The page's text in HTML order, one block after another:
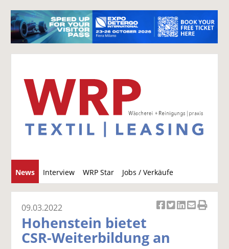
News Interview WRP Star Jobs / Verkäufe
u
c
k k
09.03.2022
Hohenstein bietet
CSR-Weiterbildung an